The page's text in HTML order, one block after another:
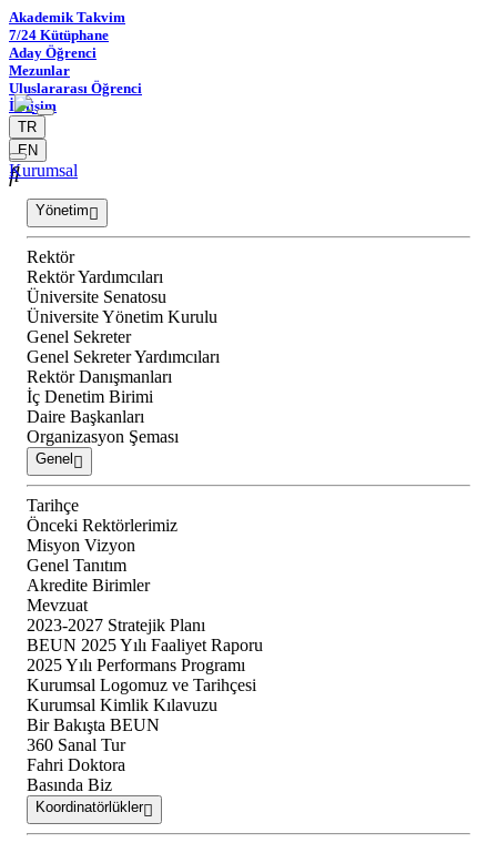
Akademik Takvim
7/24 Kütüphane
Aday Öğrenci
Mezunlar
Uluslararası Öğrenci
İletişim
TR
EN
Kurumsal
Yönetim
Rektör
Rektör Yardımcıları
Üniversite Senatosu
Üniversite Yönetim Kurulu
Genel Sekreter
Genel Sekreter Yardımcıları
Rektör Danışmanları
İç Denetim Birimi
Daire Başkanları
Organizasyon Şeması
Genel
Tarihçe
Önceki Rektörlerimiz
Misyon Vizyon
Genel Tanıtım
Akredite Birimler
Mevzuat
2023-2027 Stratejik Planı
BEUN 2025 Yılı Faaliyet Raporu
2025 Yılı Performans Programı
Kurumsal Logomuz ve Tarihçesi
Kurumsal Kimlik Kılavuzu
Bir Bakışta BEUN
360 Sanal Tur
Fahri Doktora
Basında Biz
Koordinatörlükler